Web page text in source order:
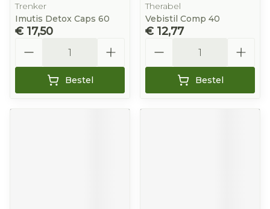
Trenker
Imutis Detox Caps 60
€ 17,50
Bestel
Therabel
Vebistil Comp 40
€ 12,77
Bestel